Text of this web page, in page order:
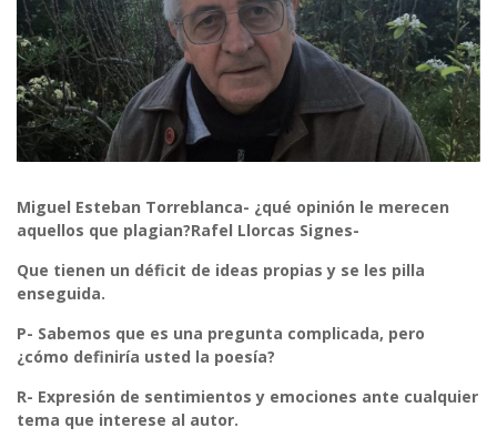
Miguel Esteban Torreblanca- ¿qué opinión le merecen
aquellos que plagian?Rafel Llorcas Signes-
Que tienen un déficit de ideas propias y se les pilla
enseguida.
P- Sabemos que es una pregunta complicada, pero
¿cómo definiría usted la poesía?
R- Expresión de sentimientos y emociones ante cualquier
tema que interese al autor.